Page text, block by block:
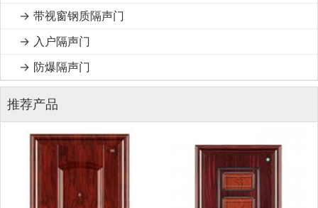
→ 带视窗钢质隔声门
→ 入户隔声门
→ 防爆隔声门
推荐产品